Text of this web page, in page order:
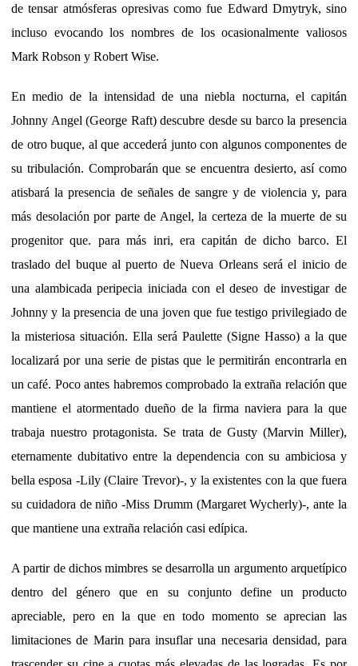
de tensar atmósferas opresivas como fue Edward Dmytryk, sino
incluso evocando los nombres de los ocasionalmente valiosos
Mark Robson y Robert Wise.
En medio de la intensidad de una niebla nocturna, el capitán
Johnny Angel (George Raft) descubre desde su barco la presencia
de otro buque, al que accederá junto con algunos componentes de
su tribulación. Comprobarán que se encuentra desierto, así como
atisbará la presencia de señales de sangre y de violencia y, para
más desolación por parte de Angel, la certeza de la muerte de su
progenitor que. para más inri, era capitán de dicho barco. El
traslado del buque al puerto de Nueva Orleans será el inicio de
una alambicada peripecia iniciada con el deseo de investigar de
Johnny y la presencia de una joven que fue testigo privilegiado de
la misteriosa situación. Ella será Paulette (Signe Hasso) a la que
localizará por una serie de pistas que le permitirán encontrarla en
un café. Poco antes habremos comprobado la extraña relación que
mantiene el atormentado dueño de la firma naviera para la que
trabaja nuestro protagonista. Se trata de Gusty (Marvin Miller),
eternamente dubitativo entre la dependencia con su ambiciosa y
bella esposa -Lily (Claire Trevor)-, y la existentes con la que fuera
su cuidadora de niño -Miss Drumm (Margaret Wycherly)-, ante la
que mantiene una extraña relación casi edípica.
A partir de dichos mimbres se desarrolla un argumento arquetípico
dentro del género que en su conjunto define un producto
apreciable, pero en la que en todo momento se aprecian las
limitaciones de Marin para insuflar una necesaria densidad, para